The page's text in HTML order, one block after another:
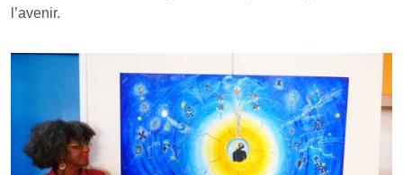
l’avenir.